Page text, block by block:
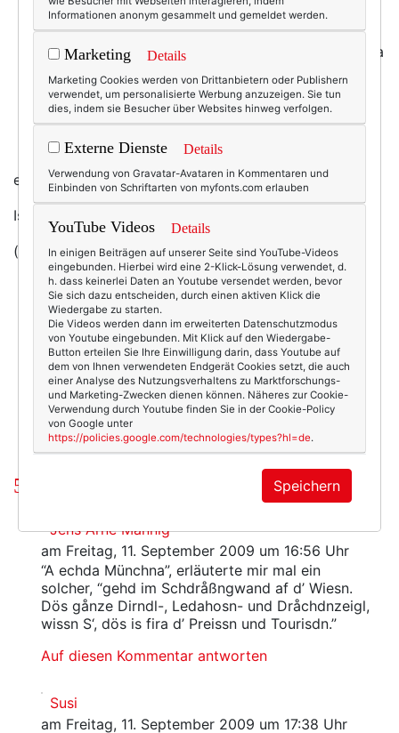
Hinterlandwerde allerdings
auch ich schwach. Tja, und
irgendwas muss texterella ja
auch anziehen, wenn sie auf
die Wies'n geht - wo doch
das eine der beiden
das andere wiederum zu
eng ist ...
Ist doch so, oder? ;-))
(danke,Alexandra, für den Tipp!)
4244
5
Beauty & Fashion
11.09.2009
hinterland,oktoberfestmode,trachtenmode
5 Kommentare
Jens Arne Männig
am Freitag, 11. September 2009 um 16:56 Uhr
“A echda Münchna”, erläuterte mir mal ein
solcher, “gehd im Schdråßngwand af d’ Wiesn.
Dös gånze Dirndl-, Ledahosn- und Dråchdnzeigl,
wissn S‘, dös is fira d’ Preissn und Tourisdn.”
Auf diesen Kommentar antworten
Susi
am Freitag, 11. September 2009 um 17:38 Uhr
Informationen anonym gesammelt und gemeldet werden.
Marketing Details
Marketing Cookies werden von Drittanbietern oder Publishern
verwendet, um personalisierte Werbung anzuzeigen. Sie tun
dies, indem sie Besucher über Websites hinweg verfolgen.
Externe Dienste Details
Verwendung von Gravatar-Avataren in Kommentaren und
Einbinden von Schriftarten von myfonts.com erlauben
YouTube Videos Details
In einigen Beiträgen auf unserer Seite sind YouTube-Videos
eingebunden. Hierbei wird eine 2-Klick-Lösung verwendet, d.
h. dass keinerlei Daten an Youtube versendet werden, bevor
Sie sich dazu entscheiden, durch einen aktiven Klick die
Wiedergabe zu starten.
Die Videos werden dann im erweiterten Datenschutzmodus
von Youtube eingebunden. Mit Klick auf den Wiedergabe-
Button erteilen Sie Ihre Einwilligung darin, dass Youtube auf
dem von Ihnen verwendeten Endgerät Cookies setzt, die auch
einer Analyse des Nutzungsverhaltens zu Marktforschungs-
und Marketing-Zwecken dienen können. Näheres zur Cookie-
Verwendung durch Youtube finden Sie in der Cookie-Policy
von Google unter
https://policies.google.com/technologies/types?hl=de.
Speichern